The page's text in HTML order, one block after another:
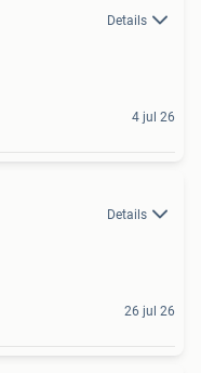
Details
4 jul 26
Details
26 jul 26